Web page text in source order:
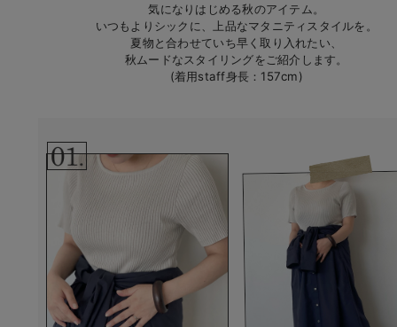
マタニティ トップス
マタニティ アウター（コート）・ママコート
マタニティ 授乳 キャミソール
マタニティ 腹巻き
マタニティ フォーマル パンツ・ボトムス
【アウトレット】パジャマ
【アウトレット】インナー
ブラトップ
快適機能ウェア特集 トップス
快適機能ウェア特集 ボトムス
快適機能ウェア特集 パジャマ
スカート
パジャマ
ベビー
オフィス
きれいめ美脚パンツ派
ツィード派
短肌着
セット
快適ウェア10%OFF
ジャンパースカート/
ワーク・オフィス
あったかアイテム｜
10,001円（税込）〜
女の子におススメの
もらって嬉しいギフト
かわいくておもしろ
何枚あっても嬉しい
長く使えるアイテム
お部屋映えアイテム
保温&リカバリー
レギンス・タイツ
裏起毛素材
【冬のあったか特集
気になりはじめる秋のアイテム。
いつもよりシックに、上品なマタニティスタイルを。
夏物と合わせていち早く取り入れたい、
秋ムードなスタイリングをご紹介します。
(着用staff身長：157cm)